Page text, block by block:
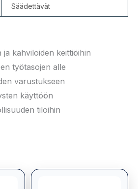
Säädettävät
ja kahviloiden keittiöihin
työtasojen alle
varustukseen
käyttöön
tiloihin